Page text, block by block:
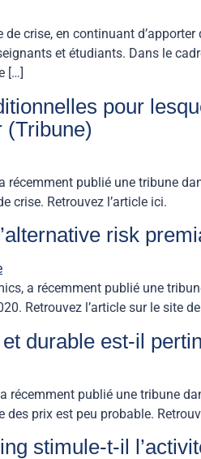
crise, en continuant
et étudiants. Dans le
[…]
pour
(Tribune)
récemment publié une tribune
crise. Retrouvez l’article ici.
risk
a récemment publié une
Retrouvez l’article sur le site
durable est-il
récemment publié une tribune
prix est peu probable.
stimule-t-il